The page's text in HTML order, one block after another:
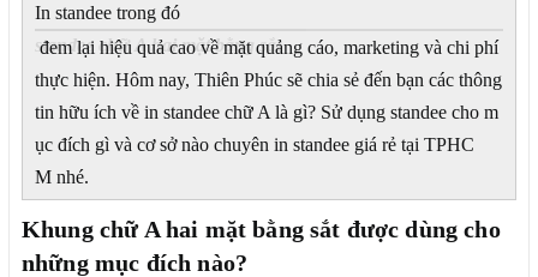
In standee trong đó
standee chữ A hai mặt bằng sắt
đem lại hiệu quả cao về mặt quảng cáo, marketing và chi phí
thực hiện. Hôm nay, Thiên Phúc sẽ chia sẻ đến bạn các thông
tin hữu ích về in standee chữ A là gì? Sử dụng standee cho m
ục đích gì và cơ sở nào chuyên in standee giá rẻ tại TPHC
M nhé.
Khung chữ A hai mặt bằng sắt được dùng cho
những mục đích nào?